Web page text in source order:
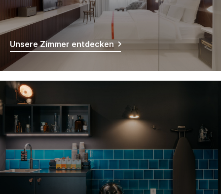
Unsere Zimmer entdecken